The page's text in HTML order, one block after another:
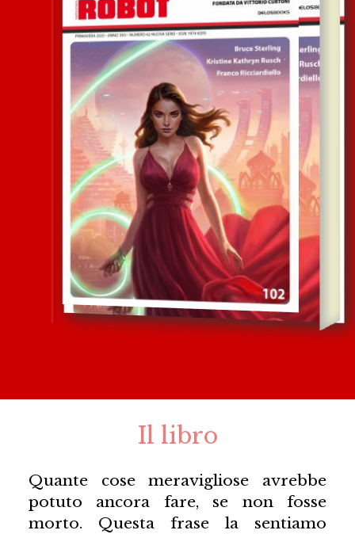
Il libro
Quante cose meravigliose avrebbe
potuto ancora fare, se non fosse
morto. Questa frase la sentiamo